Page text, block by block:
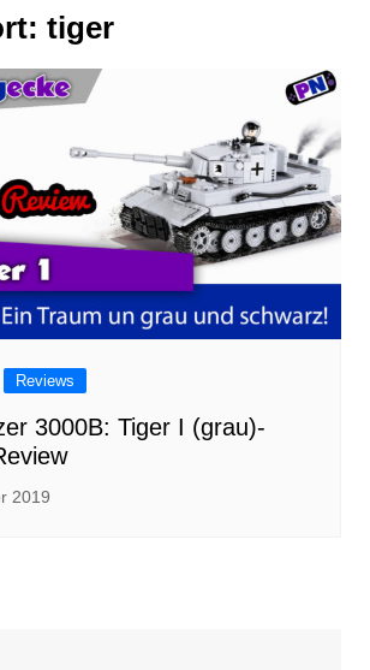
tiger
Reviews
3000B: Tiger I (grau)-
2019